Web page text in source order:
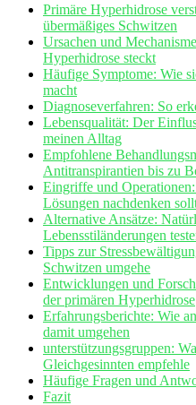
Primäre Hyperhidrose
übermäßiges Schwitzen
Ursachen und
Hyperhidrose⁢ steckt
Häufige‍ Symptome: Wie
macht
Diagnoseverfahren: So
Lebensqualität: Der
meinen Alltag
Empfohlene
Antitranspirantien bis zu
Eingriffe und
Lösungen nachdenken⁤
Alternative Ansätze:
Lebensstiländerungen
Tipps zur​
Schwitzen⁢ umgehe
Entwicklungen und
der primären Hyperhidrose
Erfahrungsberichte: Wie
damit umgehen
unterstützungsgruppen:
Gleichgesinnten empfehle
Häufige Fragen und
Fazit